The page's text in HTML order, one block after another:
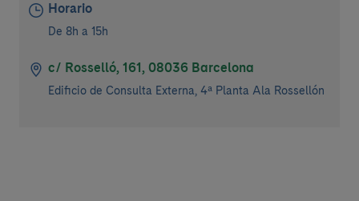
Horario
De 8h a 15h
c/ Rosselló, 161, 08036 Barcelona
Edificio de Consulta Externa, 4ª Planta Ala Rossellón